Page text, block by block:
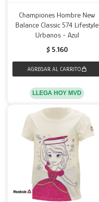
Championes Hombre New
Balance Classic 574 Lifestyle
Urbanos - Azul
$ 5.160
LLEGA HOY MVD